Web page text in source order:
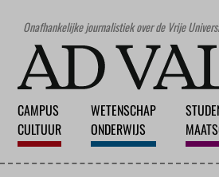
Onafhankelijke journalistiek over de Vrije
CAMPUS
CULTUUR
WETENSCHAP
ONDERWIJS